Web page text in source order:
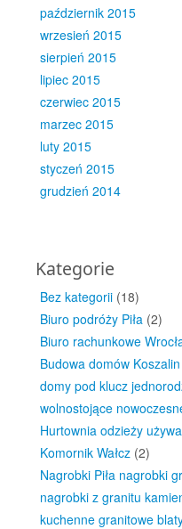
październik 2015
wrzesień 2015
sierpień 2015
lipiec 2015
czerwiec 2015
marzec 2015
luty 2015
styczeń 2015
grudzień 2014
Kategorie
Bez kategorii (18)
Biuro podróży Piła (2)
Biuro rachunkowe
Budowa domów
domy pod klucz
wolnostojące
Hurtownia odzieży
Komornik Wałcz (2)
Nagrobki Piła nagrobki
nagrobki z granitu
kuchenne granitowe